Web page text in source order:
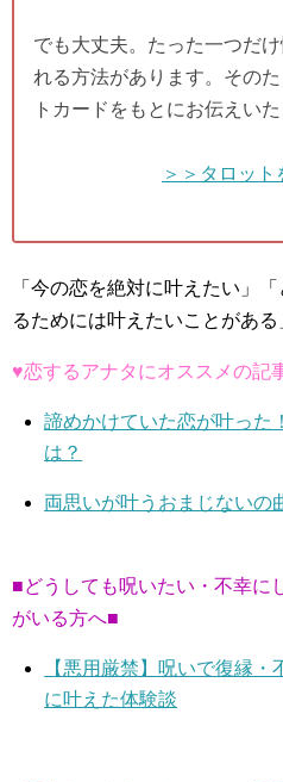
でも大丈夫。たった一つだ
れる方法があります。その
トカードをもとにお伝えいた
＞＞タロット
「今の恋を絶対に叶えたい」
るためには叶えたいことがある
♥恋するアナタにオススメの記
諦めかけていた恋が叶った
は？
両思いが叶うおまじないの
■どうしても呪いたい・不幸に
がいる方へ■
【悪用厳禁】呪いで復縁
に叶えた体験談